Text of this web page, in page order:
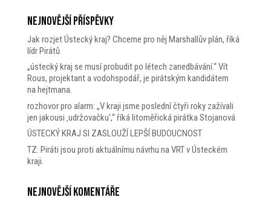
Nejnovější příspěvky
Jak rozjet Ústecký kraj? Chceme pro něj Marshallův plán, říká
lídr Pirátů
„ústecký kraj se musí probudit po létech zanedbávání.“ Vít
Rous, projektant a vodohspodář, je pirátským kandidátem
na hejtmana.
rozhovor pro alarm: „V kraji jsme poslední čtyři roky zažívali
jen jakousi ‚udržovačku‘,“ říká litoměřická pirátka Stojanová
ÚSTECKÝ KRAJ SI ZASLOUŽÍ LEPŠÍ BUDOUCNOST
TZ: Piráti jsou proti aktuálnímu návrhu na VRT v Ústeckém
kraji.
Nejnovější komentáře